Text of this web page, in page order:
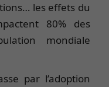
les effets du
80% des
mondiale
par l’adoption